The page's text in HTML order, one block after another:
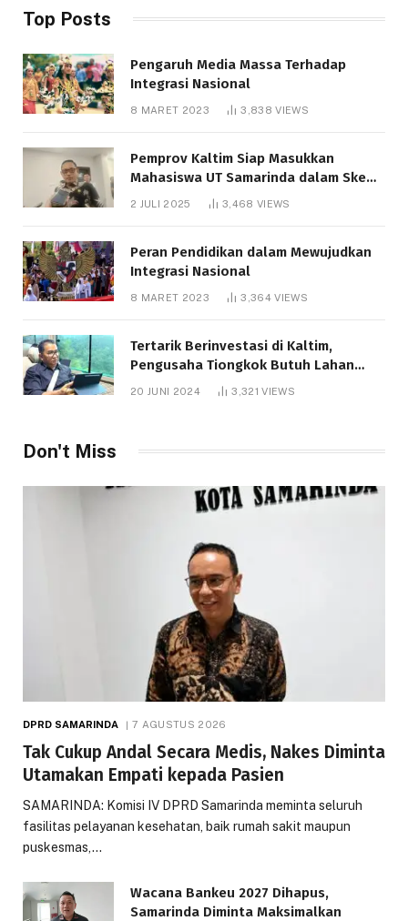
Top Posts
Pengaruh Media Massa Terhadap
Integrasi Nasional
8 MARET 2023 3,838VIEWS
Pemprov Kaltim Siap Masukkan
Mahasiswa UT Samarinda dalam Skema
Bantuan Pendidikan Gratispol
2 JULI 2025 3,468 VIEWS
Peran Pendidikan dalam Mewujudkan
Integrasi Nasional
8 MARET 2023 3,364VIEWS
Tertarik Berinvestasi di Kaltim,
Pengusaha Tiongkok Butuh Lahan
1.000 Hektare
20 JUNI 2024 3,321VIEWS
Don't Miss
DPRD SAMARINDA 7 AGUSTUS 2026
Tak Cukup Andal Secara Medis, Nakes Diminta
Utamakan Empati kepada Pasien
SAMARINDA: Komisi IV DPRD Samarinda meminta seluruh
fasilitas pelayanan kesehatan, baik rumah sakit maupun
puskesmas,…
Wacana Bankeu 2027 Dihapus,
Samarinda Diminta Maksimalkan